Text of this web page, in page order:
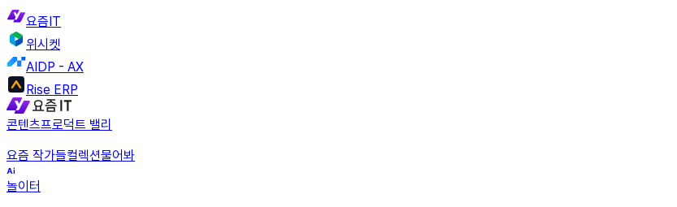
요즘IT
위시켓
AIDP - AX
Rise ERP
콘텐츠프로덕트 밸리
요즘 작가들컬렉션물어봐
놀이터